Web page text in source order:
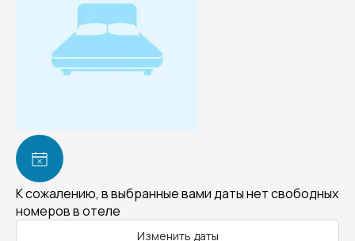
К сожалению, в выбранные вами даты нет свободных
номеров в отеле
Изменить даты